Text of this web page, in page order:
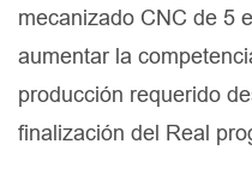
mecanizado CNC de 5
aumentar la
producción requerido
finalización del Real